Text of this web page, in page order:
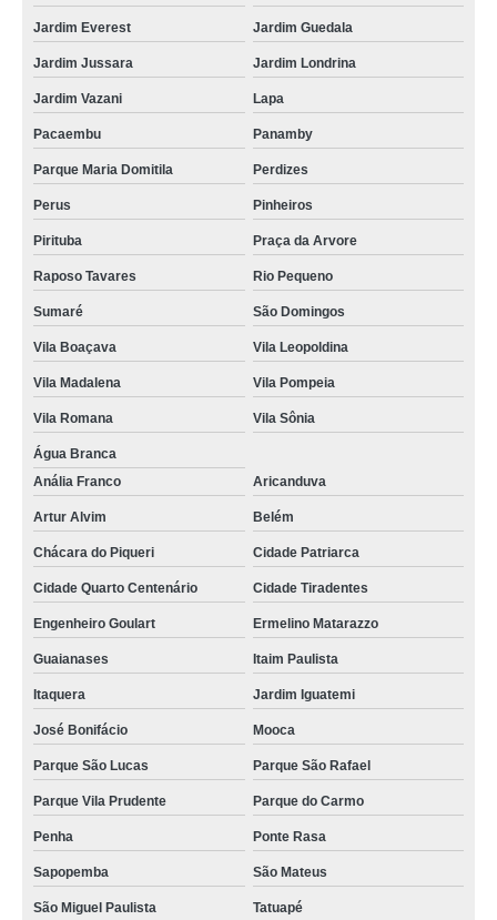
Jardim Everest Jardim Guedala
Jardim Jussara Jardim Londrina
Jardim Vazani Lapa
Pacaembu Panamby
Parque Maria Domitila Perdizes
Perus Pinheiros
Pirituba Praça da Arvore
Raposo Tavares Rio Pequeno
Sumaré São Domingos
Vila Boaçava Vila Leopoldina
Vila Madalena Vila Pompeia
Vila Romana Vila Sônia
Água Branca
Anália Franco
Aricanduva
Artur Alvim Belém
Chácara do Piqueri Cidade Patriarca
Cidade Quarto Centenário Cidade Tiradentes
Engenheiro Goulart Ermelino Matarazzo
Guaianases Itaim Paulista
Itaquera Jardim Iguatemi
José Bonifácio Mooca
Parque São Lucas Parque São Rafael
Parque Vila Prudente Parque do Carmo
Penha Ponte Rasa
Sapopemba São Mateus
São Miguel Paulista Tatuapé